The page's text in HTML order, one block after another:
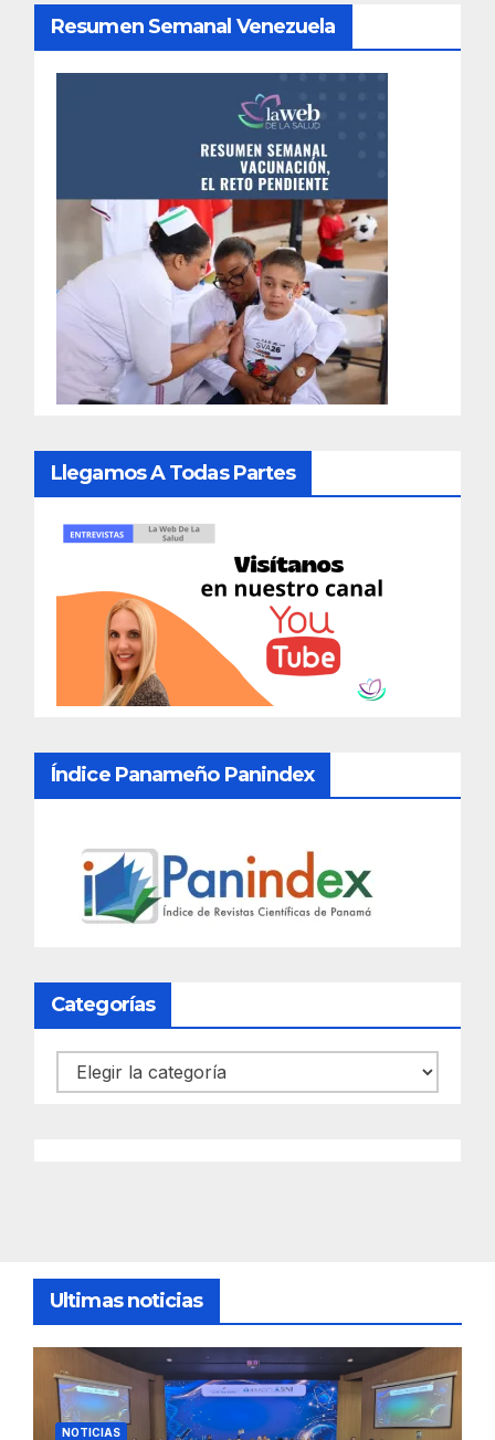
Resumen Semanal Venezuela
Llegamos A Todas Partes
Índice Panameño Panindex
Categorías
Categorías
Ultimas noticias
NOTICIAS